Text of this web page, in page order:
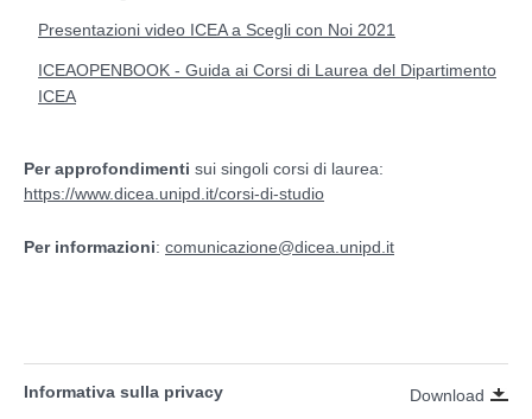
Presentazioni video ICEA a Scegli con Noi 2021
ICEAOPENBOOK - Guida ai Corsi di Laurea del Dipartimento
ICEA
Per approfondimenti sui singoli corsi di laurea:
https://www.dicea.unipd.it/corsi-di-studio
Per informazioni: comunicazione@dicea.unipd.it
Informativa sulla privacy Download